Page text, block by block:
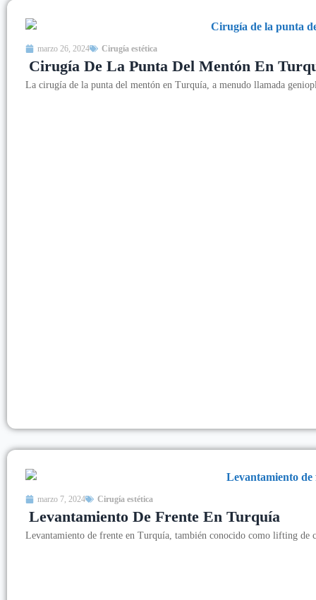
marzo 26, 2024 Cirugía estética
Cirugía De La Punta Del Mentón En
La cirugía de la punta del mentón en Turquía, a menudo llamada
marzo 7, 2024 Cirugía estética
Levantamiento De Frente En Turquía
Levantamiento de frente en Turquía, también conocido como lifting de